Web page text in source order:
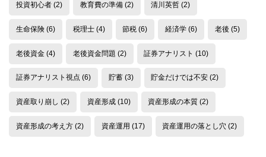
投資初心者(2) 教育費の準備(2) 清川英哲 (2)
生命保険(6) 税理士(4) 節税 (6) 経済学 (6) 老後 (5)
老後資金(4) 老後資金問題 (2) 証券アナリスト (10)
証券アナリスト視点 (6) 貯蓄(3) 貯金だけでは不安 (2)
資産取り崩し (2) 資産形成(10) 資産形成の本質 (2)
資産形成の考え方(2) 資産運用 (17) 資産運用の落とし穴 (2)